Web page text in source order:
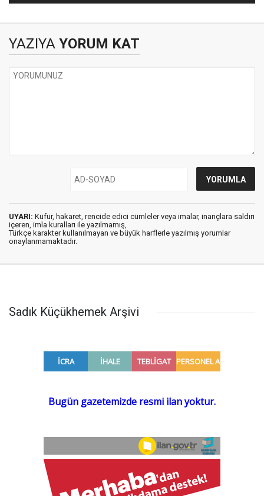
YAZIYA YORUM KAT
UYARI: Küfür, hakaret, rencide edici cümleler veya imalar, inançlara saldırı
içeren, imla kuralları ile yazılmamış,
Türkçe karakter kullanılmayan ve büyük harflerle yazılmış yorumlar
onaylanmamaktadır.
Sadık Küçükhemek Arşivi